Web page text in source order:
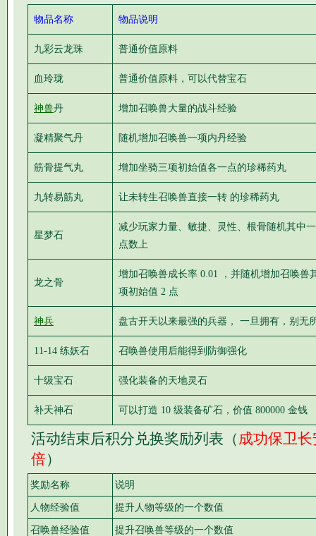
物品名称 物品说明
九彩云龙珠 普通价值原料
血玲珑 普通价值原料，可以代替宝石
神兽丹 增加召唤兽大量的战斗经验
凝精聚气丹 随机增加召唤兽一项内丹经验
筋骨提气丸 增加坐骑三项初始值各一点的珍稀药丸
九转易筋丸 让未转生召唤兽直接一转 的珍稀药丸
星梦石
减少玩家力量、敏捷、灵性、根骨随机其中
点数上
龙之骨
增加召唤兽成长率 0.01 ，并随机增加召唤兽
项初始值 2 点
神兵 盘古开天以来最强的兵器， 一旦拥有，别无
11-14 练妖石 召唤兽使用后能得到防御强化
十级宝石 强化装备的天地灵石
补天神石 可以打造 10 级装备矿石，价值 800000 金钱
活动结束后积分兑换奖励列表（成功保卫
倍）
奖励名称 说明
人物经验值 提升人物等级的一个数值
召唤兽经验值 提升召唤兽等级的一个数值